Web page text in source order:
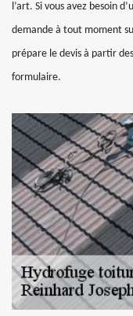
l’art. Si vous avez besoin
demande à tout moment
prépare le devis à partir
formulaire.